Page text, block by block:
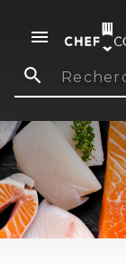

search